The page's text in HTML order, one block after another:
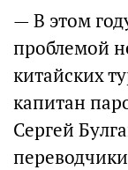
— В этом
проблемой
китайских
капитан
Сергей